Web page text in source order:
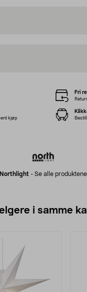
Northlight - Se alle produktene
Fri
kjøp
i samme